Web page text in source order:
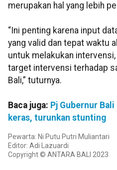
merupakan hal yang lebih
“Ini penting karena input
yang valid dan tepat waktu
untuk melakukan
target intervensi terhadap
Bali,” tuturnya.
Baca juga: Pj Gubernur
keras, turunkan stunting
Pewarta: Ni Putu Putri Muliantari
Editor: Adi Lazuardi
Copyright © ANTARA BALI 2023